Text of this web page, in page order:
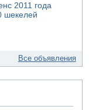
2011 года
шекелей
Все объявления